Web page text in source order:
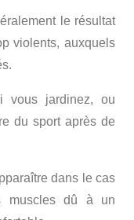
le résultat
violents, auxquels
vous jardinez, ou
du sport après de
dans le cas
muscles dû à un